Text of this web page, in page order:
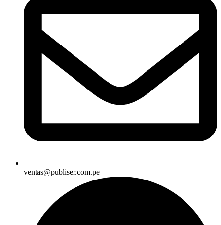
ventas@publiser.com.pe